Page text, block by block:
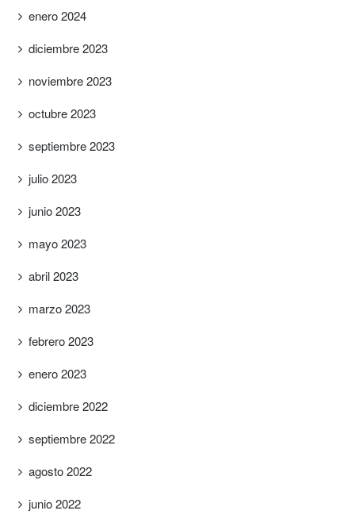
enero 2024
diciembre 2023
noviembre 2023
octubre 2023
septiembre 2023
julio 2023
junio 2023
mayo 2023
abril 2023
marzo 2023
febrero 2023
enero 2023
diciembre 2022
septiembre 2022
agosto 2022
junio 2022